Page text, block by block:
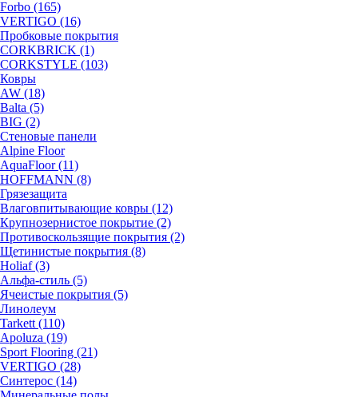
Forbo (165)
VERTIGO (16)
Пробковые покрытия
CORKBRICK (1)
CORKSTYLE (103)
Ковры
AW (18)
Balta (5)
BIG (2)
Стеновые панели
Alpine Floor
AquaFloor (11)
HOFFMANN (8)
Грязезащита
Влаговпитывающие ковры (12)
Крупнозернистое покрытие (2)
Противоскользящие покрытия (2)
Щетинистые покрытия (8)
Holiaf (3)
Альфа-стиль (5)
Ячеистые покрытия (5)
Линолеум
Tarkett (110)
Apoluza (19)
Sport Flooring (21)
VERTIGO (28)
Синтерос (14)